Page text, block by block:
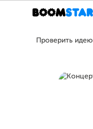
Проверить идею